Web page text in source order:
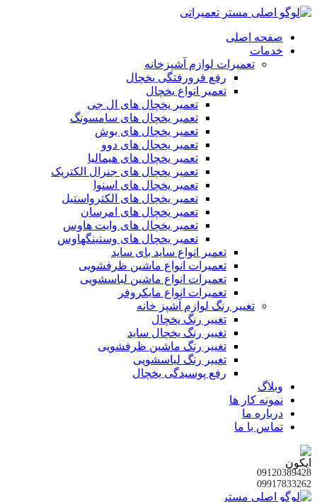
صفحه اصلی
خدمات
تعمیرات لوازم آشپزخانه
رفع فرورفتگی یخچال
تعمیر انواع یخچال
تعمیر یخچال های ال جی
تعمیر یخچال های سامسونگ
تعمیر یخچال های بوش
تعمیر یخچال های دوو
تعمیر یخچال های هیمالیا
تعمیر یخچال های جنرال الکتریک
تعمیر یخچال های اسنوا
تعمیر یخچال های الکترواستیل
تعمیر یخچال های امرسان
تعمیر یخچال های وایت هاوس
تعمیر یخچال های وستینگهاوس
تعمیر انواع ساید بای ساید
تعمیرات انواع ماشین ظرفشویی
تعمیرات انواع ماشین لباسشویی
تعمیرات انواع مایکروفر
تغییر رنگ لوازم آشپز خانه
تغییر رنگ یخچال
تغییر رنگ یخچال ساید
تغییر رنگ ماشین ظرفشویی
تغییر رنگ لباسشویی
رفع پوسیدگی یخچال
وبلاگ
نمونه کار ها
درباره ما
تماس با ما
09120389428
09917833262